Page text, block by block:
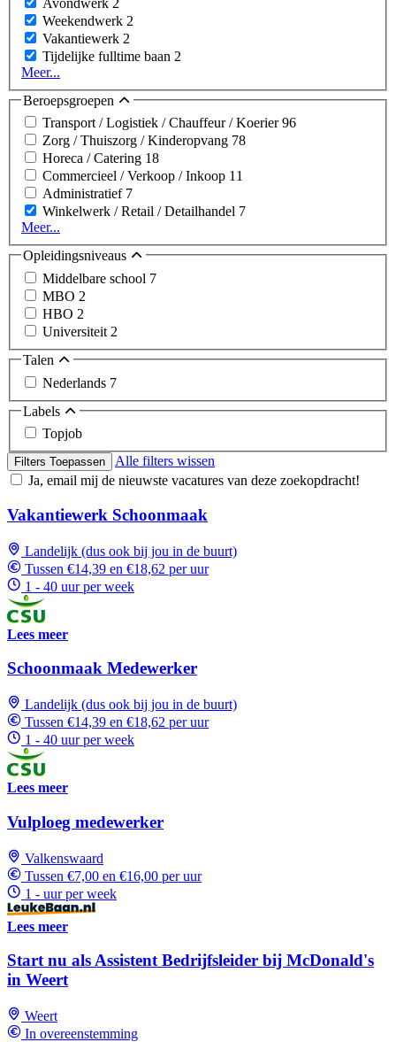
Weekendwerk 2
Vakantiewerk 2
Tijdelijke fulltime baan 2
Meer...
Beroepsgroepen
Transport / Logistiek / Chauffeur / Koerier96
Zorg / Thuiszorg / Kinderopvang 78
Horeca / Catering 18
Commercieel / Verkoop / Inkoop 11
Administratief 7
Winkelwerk / Retail / Detailhandel 7
Meer...
Opleidingsniveaus
Middelbare school 7
MBO 2
HBO 2
Universiteit 2
Talen
Nederlands 7
Labels
Topjob
Filters Toepassen
Alle filters wissen
Ja, email mij de nieuwste vacatures van deze zoekopdracht!
Vakantiewerk Schoonmaak
Landelijk (dus ook bij jou in de buurt)
Tussen €14,39 en €18,62 per uur
1 - 40 uur per week
Lees meer
Schoonmaak Medewerker
Landelijk (dus ook bij jou in de buurt)
Tussen €14,39 en €18,62 per uur
1 - 40 uur per week
Lees meer
Vulploeg medewerker
Valkenswaard
Tussen €7,00 en €16,00 per uur
1 - uur per week
Lees meer
Start nu als Assistent Bedrijfsleider bij McDonald's
in Weert
Weert
In overeenstemming